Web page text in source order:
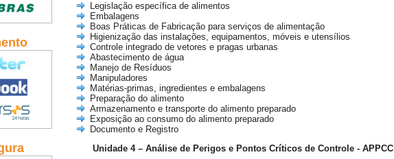
Legislação específica de alimentos
Embalagens
Boas Práticas de Fabricação para serviços de alimentação
Higienização das instalações, equipamentos, móveis e utensílios
Controle integrado de vetores e pragas urbanas
Abastecimento de água
Manejo de Resíduos
Manipuladores
Matérias-primas, ingredientes e embalagens
Preparação do alimento
Armazenamento e transporte do alimento preparado
Exposição ao consumo do alimento preparado
Documento e Registro
Unidade 4 – Análise de Perigos e Pontos Críticos de Controle - APPCC